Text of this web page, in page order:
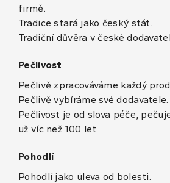
firmě.
Tradice stará jako český stát.
Tradiční důvěra v české
Pečlivost
Pečlivě zpracováváme každý
Pečlivě vybíráme své dodavatele.
Pečlivost je od slova péče,
už víc než 100 let.
Pohodlí
Pohodlí jako úleva od bolesti.